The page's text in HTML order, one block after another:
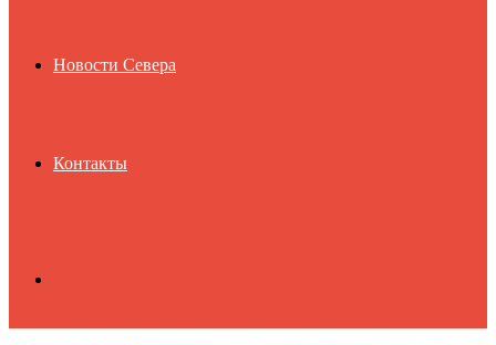
Новости Севера
Контакты